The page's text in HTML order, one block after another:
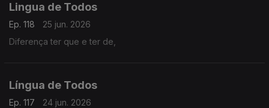
Lingua de Todos
Ep. 118
25 jun. 2026
Diferença ter que e ter de,
Língua de Todos
Ep. 117
24 jun. 2026